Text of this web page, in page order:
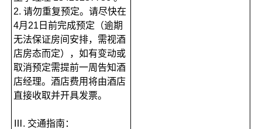
2. 请勿重复预定。请尽快在
4月21日前完成预定（逾期
无法保证房间安排，需视酒
店房态而定），如有变动或
取消预定需提前一周告知酒
店经理。酒店费用将由酒店
直接收取并开具发票。
Ⅲ. 交通指南：